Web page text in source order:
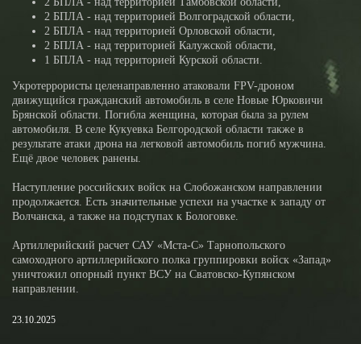
2 БПЛА - над территорией Волгоградской области,
2 БПЛА - над территорией Орловской области,
2 БПЛА - над территорией Калужской области,
1 БПЛА - над территорией Курской области.
Укротеррористы целенаправленно атаковали FPV-дроном
движущийся гражданский автомобиль в селе Новые Юрковичи
Брянской области. Погибла женщина, которая была за рулем
автомобиля. В селе Кукуевка Белгородской области также в
результате атаки дрона на легковой автомобиль погиб мужчина.
Ещё двое человек ранены.
Наступление российских войск на Слобожанском направлении
продолжается. Есть значительные успехи на участке к западу от
Волчанска, а также на подступах к Бологовке.
Артиллерийский расчет САУ «Мста-С» Тарнопольского
самоходного артиллерийского полка группировки войск «Запад»
уничтожил опорный пункт ВСУ на Сватовско-Купянском
направлении.
23.10.2025